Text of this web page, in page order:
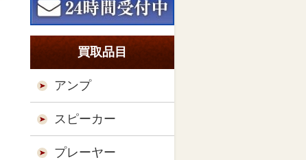
買取品目
アンプ
スピーカー
プレーヤー